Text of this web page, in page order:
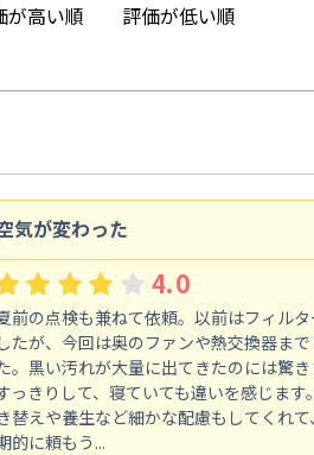
が高い順 評価が低い順
気が変わった
4.0
前の点検も兼ねて依頼。以前はフィル
したが、今回は奥のファンや熱交換器ま
。黒い汚れが大量に出てきたのには驚
っきりして、寝ていても違いを感じま
替えや養生など細かな配慮もしてくれ
的に頼もう...